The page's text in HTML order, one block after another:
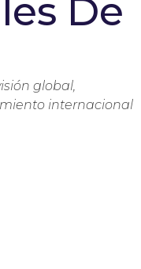
De
global,
internacional